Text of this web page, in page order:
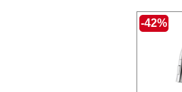
-42%